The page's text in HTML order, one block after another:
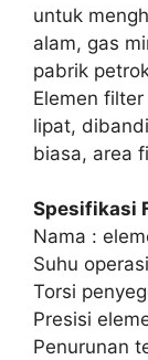
untuk
alam, gas
pabrik
Elemen
lipat,
biasa, area
Spesifikasi
Nama :
Suhu
Torsi
Presisi
Penurunan